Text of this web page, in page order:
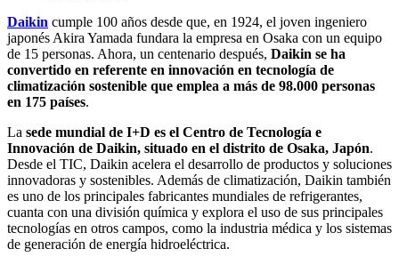
Daikin cumple 100 años desde que, en 1924, el joven ingeniero
japonés Akira Yamada fundara la empresa en Osaka con un equipo
de 15 personas. Ahora, un centenario después, Daikin se ha
convertido en referente en innovación en tecnología de
climatización sostenible que emplea a más de 98.000 personas
en 175 países.
La sede mundial de I+D es el Centro de Tecnología e
Innovación de Daikin, situado en el distrito de Osaka, Japón.
Desde el TIC, Daikin acelera el desarrollo de productos y soluciones
innovadoras y sostenibles. Además de climatización, Daikin también
es uno de los principales fabricantes mundiales de refrigerantes,
cuanta con una división química y explora el uso de sus principales
tecnologías en otros campos, como la industria médica y los sistemas
de generación de energía hidroeléctrica.